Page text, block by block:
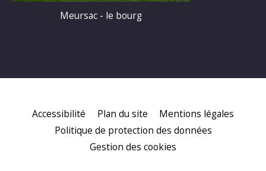
Meursac - le bourg
Accessibilité Plan du site
Mentions légales
Politique de protection des données
Gestion des cookies